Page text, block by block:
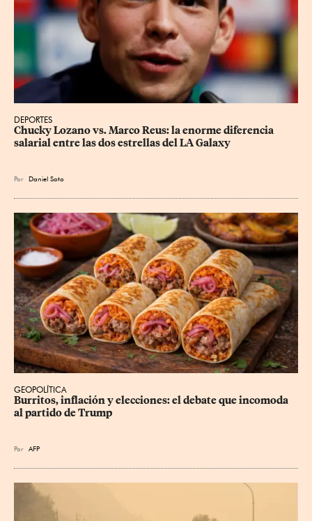
DEPORTES
Chucky Lozano vs. Marco Reus: la enorme diferencia
salarial entre las dos estrellas del LA Galaxy
Por Daniel Soto
GEOPOLÍTICA
Burritos, inflación y elecciones: el debate que incomoda
al partido de Trump
Por AFP